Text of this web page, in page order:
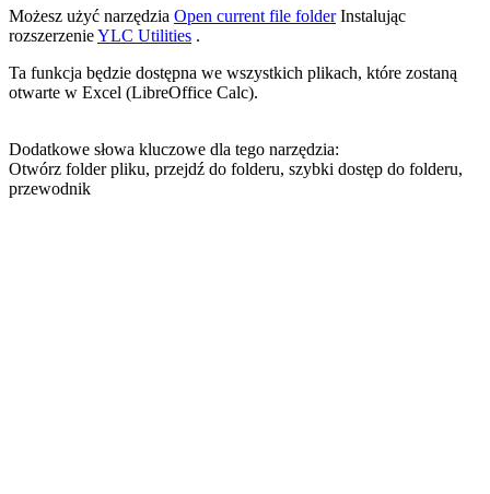
Możesz użyć narzędzia Open current file folderInstalując
rozszerzenieYLC Utilities .
Ta funkcja będzie dostępna we wszystkich plikach, które zostaną
otwarte w Excel (LibreOffice Calc).
Dodatkowe słowa kluczowe dla tego narzędzia:
Otwórz folder pliku, przejdź do folderu, szybki dostęp do folderu,
przewodnik